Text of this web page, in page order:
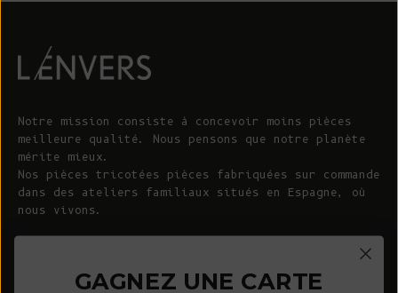
Notre mission consiste à concevoir moins pièces
meilleure qualité. Nous pensons que notre planète
mérite mieux.
Nos pièces tricotées pièces fabriquées sur commande
dans des ateliers familiaux situés en Espagne, où
nous vivons.
GAGNEZ UNE CARTE